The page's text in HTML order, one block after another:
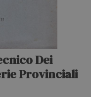
Dei
Provinciali